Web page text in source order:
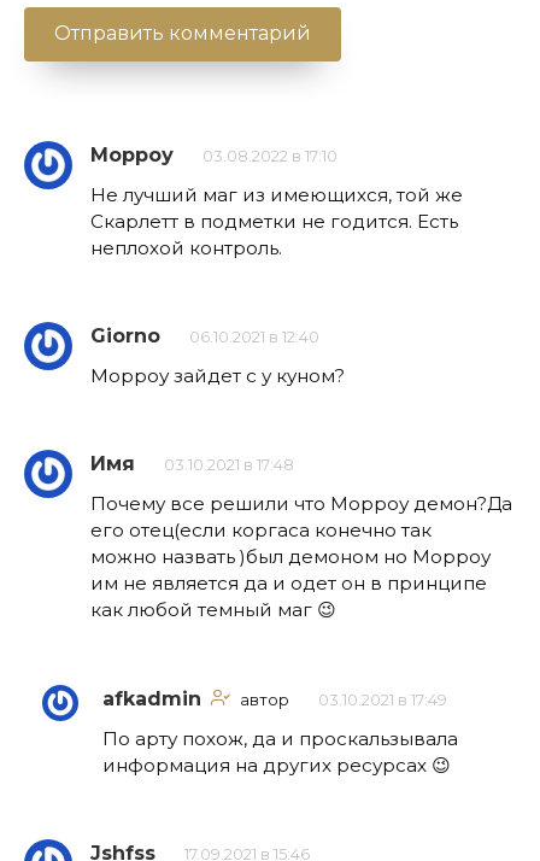
Морроу 03.08.2022 в 17:10
Не лучший маг из имеющихся, той же
Скарлетт в подметки не годится. Есть
неплохой контроль.
Giorno 06.10.2021 в 12:40
Морроу зайдет с у куном?
Имя 03.10.2021 в 17:48
Почему все решили что Морроу демон?Да
его отец(если коргаса конечно так
можно назвать )был демоном но Морроу
им не является да и одет он в принципе
как любой темный маг 😉
afkadmin автор 03.10.2021 в 17:49
По арту похож, да и проскальзывала
информация на других ресурсах 😉
Jshfss 17.09.2021 в 15:46